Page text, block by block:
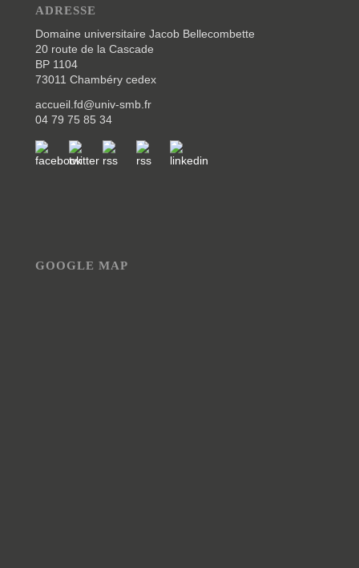
ADRESSE
Domaine universitaire Jacob Bellecombette
20 route de la Cascade
BP 1104
73011 Chambéry cedex
accueil.fd@univ-smb.fr
04 79 75 85 34
GOOGLE MAP